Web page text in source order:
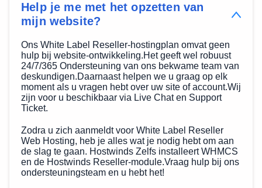
Help je me met het opzetten van
mijn website?
Ons White Label Reseller-hostingplan omvat geen
hulp bij website-ontwikkeling.Het geeft wel robuust
24/7/365 Ondersteuning van ons bekwame team van
deskundigen.Daarnaast helpen we u graag op elk
moment als u vragen hebt over uw site of account.Wij
zijn voor u beschikbaar via Live Chat en Support
Ticket.
Zodra u zich aanmeldt voor White Label Reseller
Web Hosting, heb je alles wat je nodig hebt om aan
de slag te gaan. Hostwinds Zelfs installeert WHMCS
en de Hostwinds Reseller-module.Vraag hulp bij ons
ondersteuningsteam en u hebt het!